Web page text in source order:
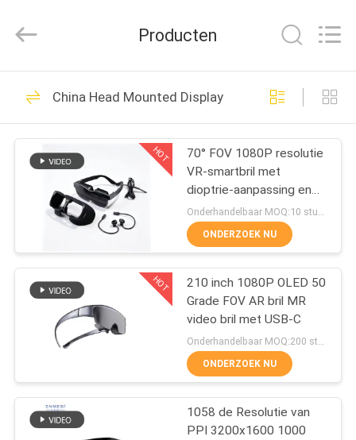
HUIS
PRODUCTEN
ONGEVEER
FABRIEKSREIS
KWALITEITSCONTROLE
GEVALLEN
Intelligence
Technology
All
Reserved.
De Slimme Glazen
van AR
92
Head Mounted
Display
89
Producten
China Head Mounted Display
HOT
70° FOV 1080P resolutie
VR-smartbril met
dioptrie-aanpassing en
USB-C-connectiviteit
Onderhandelbaar MOQ:10 stuks
ONDERZOEK NU
HOT
210 inch 1080P OLED 50
Grade FOV AR bril MR
video bril met USB-C
ONDERZOEK NU
1058 de Resolutie van
PPI 3200x1600 1000